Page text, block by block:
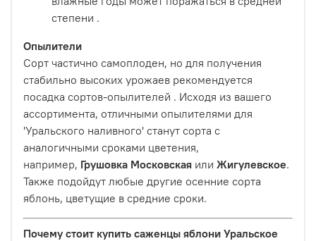
степени .
Опылители
Сорт частично самоплоден, но для получения
стабильно высоких урожаев рекомендуется
посадка сортов-опылителей . Исходя из вашего
ассортимента, отличными опылителями для
'Уральского наливного' станут сорта с
аналогичными сроками цветения,
например, Грушовка Московская или Жигулевское.
Также подойдут любые другие осенние сорта
яблонь, цветущие в средние сроки.
Почему стоит купить саженцы яблони Уральское